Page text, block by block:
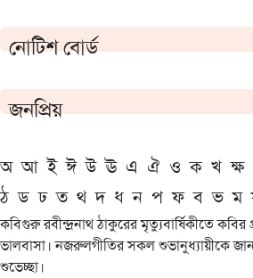
নোটিশ বোর্ড
জনপ্রিয়
অ আ ই ঈ উ ঊ এ ঐ ও ক খ ক্ষ
ঠ ড ঢ ত থ দ ধ ন প ফ ব ভ ম
কবিগুরু রবীন্দ্রনাথ ঠাকুরের মৃত্যুবার্ষিকীতে কবির
ভালবাসা। নজরুলগীতির সকল শুভানুধ্যায়ীকে
শুভেচ্ছা।